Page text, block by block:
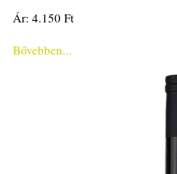
Ár: 4.150 Ft
Bővebben...